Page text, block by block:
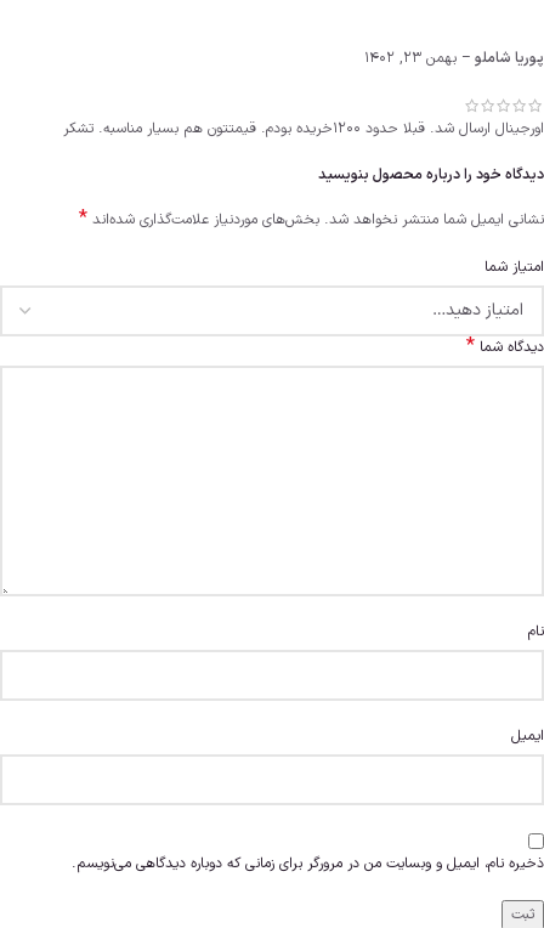
پوریا شاملو – بهمن 23, 1402
اورجینال ارسال شد. قبلا حدود 1200خریده بودم. قیمتتون هم بسیار مناسبه. تشکر
دیدگاه خود را درباره محصول بنویسید
نشانی ایمیل شما منتشر نخواهد شد. بخش‌های موردنیاز علامت‌گذاری شده‌اند *
امتیاز شما
دیدگاه شما *
نام
ایمیل
ذخیره نام، ایمیل و وبسایت من در مرورگر برای زمانی که دوباره دیدگاهی می‌نویسم.